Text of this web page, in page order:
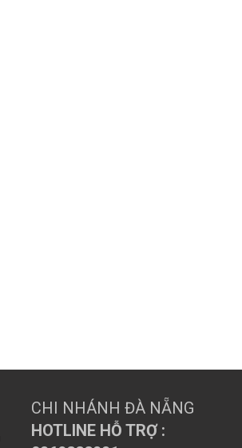
CHI NHÁNH ĐÀ NẴNG
HOTLINE HỖ TRỢ :